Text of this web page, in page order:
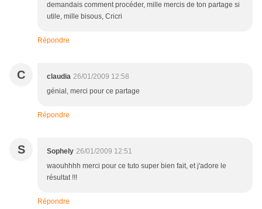
demandais comment procéder, mille mercis de ton partage si
utile, mille bisous, Cricri
Répondre
C claudia 26/01/2009 12:58
génial, merci pour ce partage
Répondre
S Sophely 26/01/2009 12:51
waouhhhh merci pour ce tuto super bien fait, et j'adore le
résultat !!!
Répondre